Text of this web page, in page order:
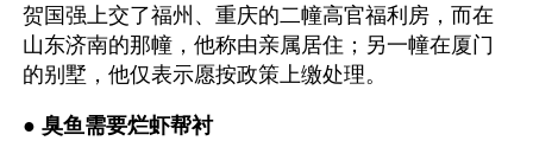
贺国强上交了福州、重庆的二幢高官福利房，而在
山东济南的那幢，他称由亲属居住；另一幢在厦门
的别墅，他仅表示愿按政策上缴处理。
● 臭鱼需要烂虾帮衬